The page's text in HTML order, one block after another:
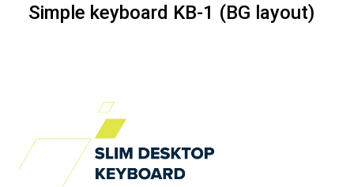
Simple keyboard KB-1 (BG layout)